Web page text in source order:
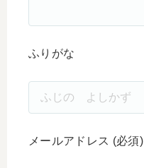
ふりがな
メールアドレス (必須)